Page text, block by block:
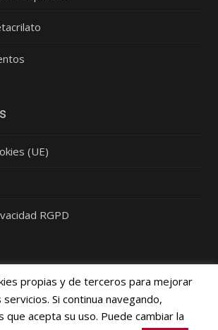
(UE)
RGPD
Cookies y Protección de Datos- © 2015
propias y de terceros para mejorar
Si continua navegando,
que acepta su uso. Puede cambiar la